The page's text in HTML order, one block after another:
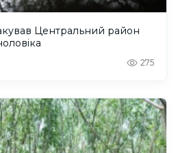
Центральний район
275